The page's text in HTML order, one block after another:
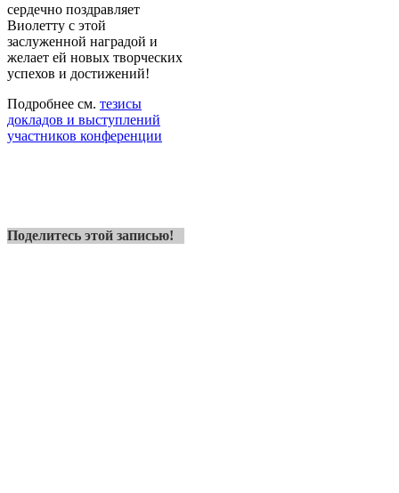
сердечно поздравляет
Виолетту с этой
заслуженной наградой и
желает ей новых творческих
успехов и достижений!
Подробнее см. тезисы
докладов и выступлений
участников конференции
Поделитесь этой записью!